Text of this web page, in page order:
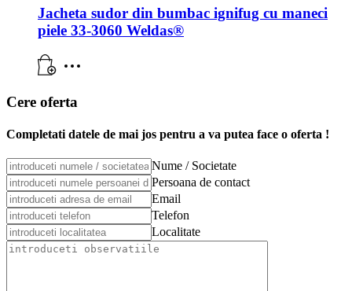
Jacheta sudor din bumbac ignifug cu maneci
piele 33-3060 Weldas®
Cere oferta
Completati datele de mai jos pentru a va putea face o oferta !
Nume / Societate
Persoana de contact
Email
Telefon
Localitate